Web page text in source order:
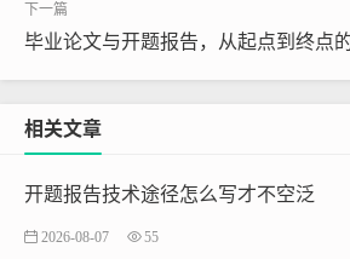
毕业论文与开题报告，从起点到终点
相关文章
开题报告技术途径怎么写才不空泛
2026-08-07 55